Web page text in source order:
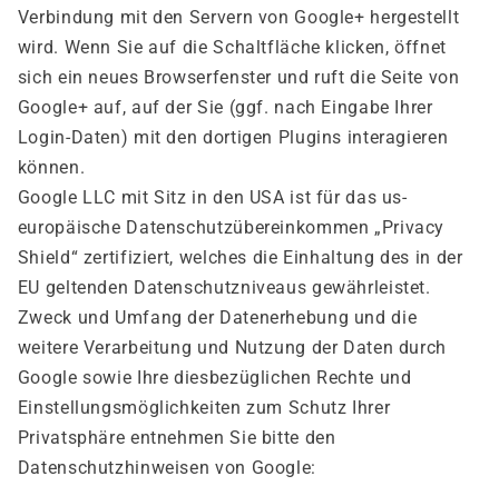
Verbindung mit den Servern von Google+ hergestellt
wird. Wenn Sie auf die Schaltfläche klicken, öffnet
sich ein neues Browserfenster und ruft die Seite von
Google+ auf, auf der Sie (ggf. nach Eingabe Ihrer
Login-Daten) mit den dortigen Plugins interagieren
können.
Google LLC mit Sitz in den USA ist für das us-
europäische Datenschutzübereinkommen „Privacy
Shield“ zertifiziert, welches die Einhaltung des in der
EU geltenden Datenschutzniveaus gewährleistet.
Zweck und Umfang der Datenerhebung und die
weitere Verarbeitung und Nutzung der Daten durch
Google sowie Ihre diesbezüglichen Rechte und
Einstellungsmöglichkeiten zum Schutz Ihrer
Privatsphäre entnehmen Sie bitte den
Datenschutzhinweisen von Google: